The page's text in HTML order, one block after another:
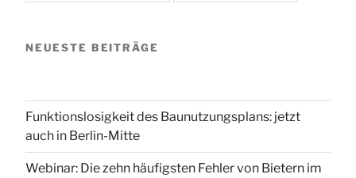
NEUESTE BEITRÄGE
Funktionslosigkeit des Baunutzungsplans: jetzt
auch in Berlin-Mitte
Webinar: Die zehn häufigsten Fehler von Bietern im